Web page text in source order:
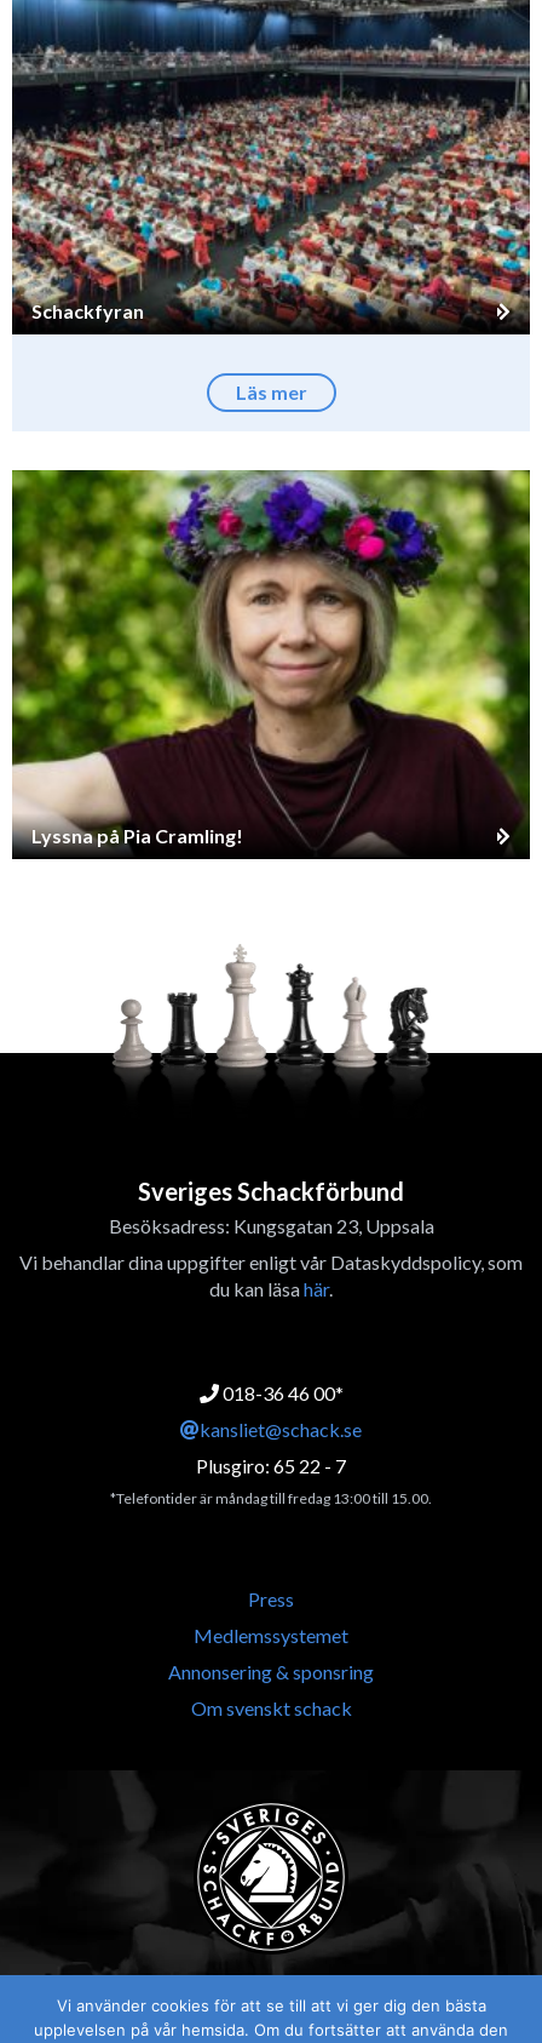
Schackfyran
Läs mer
Lyssna på Pia Cramling!
Sveriges Schackförbund
Besöksadress: Kungsgatan 23, Uppsala
Vi behandlar dina uppgifter enligt vår Dataskyddspolicy, som
du kan läsahär.
018-36 46 00*
kansliet@schack.se
Plusgiro: 65 22 - 7
*Telefontider är måndag till fredag 13:00 till 15.00.
Press
Medlemssystemet
Annonsering & sponsring
Om svenskt schack
Vi använder cookies för att se till att vi ger dig den bästa
upplevelsen på vår hemsida. Om du fortsätter att använda den